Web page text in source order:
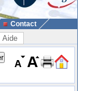
Contact
Aide